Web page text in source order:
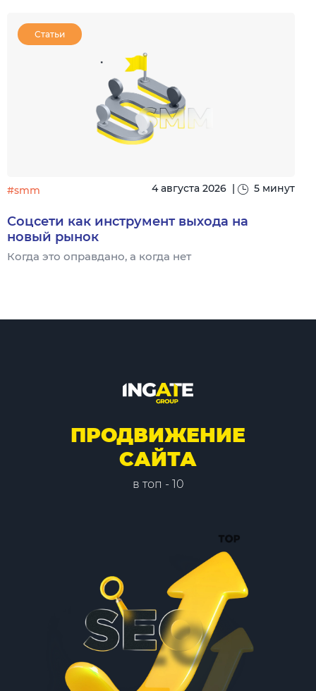
Статьи
#smm 4 августа 2026 | 5 минут
Соцсети как инструмент выхода на
новый рынок
Когда это оправдано, а когда нет
ПРОДВИЖЕНИЕ
САЙТА
в топ - 10